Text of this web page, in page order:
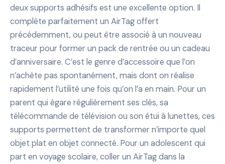
deux supports adhésifs est une excellente option. Il
complète parfaitement un AirTag offert
précédemment, ou peut être associé à un nouveau
traceur pour former un pack de rentrée ou un cadeau
d’anniversaire. C’est le genre d’accessoire que l’on
n’achète pas spontanément, mais dont on réalise
rapidement l’utilité une fois qu’on l’a en main. Pour un
parent qui égare régulièrement ses clés, sa
télécommande de télévision ou son étui à lunettes, ces
supports permettent de transformer n’importe quel
objet plat en objet connecté. Pour un adolescent qui
part en voyage scolaire, coller un AirTag dans la